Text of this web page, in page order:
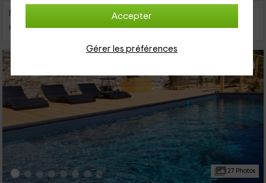
Accepter
Gérer les préférences
Nous te proposons 8 des gîtes près de Lamazière-Basse (à
moins de 25 kilomètres)
27 Photos